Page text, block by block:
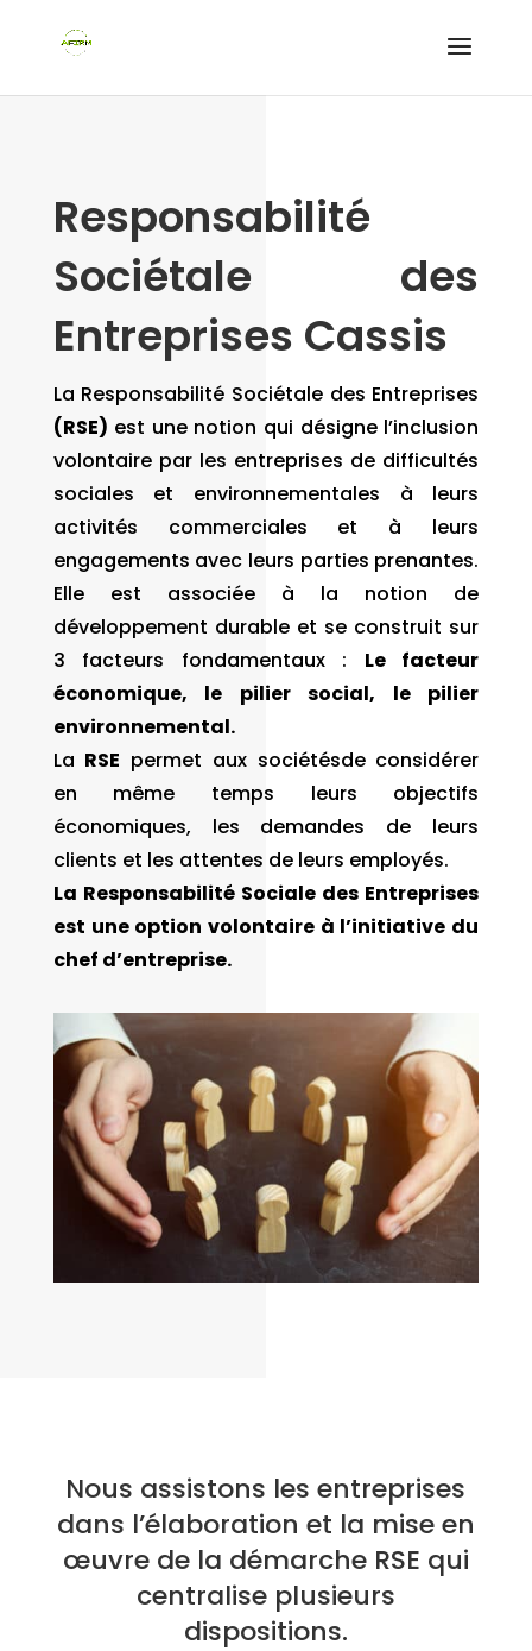
Responsabilité
Sociétale des
Entreprises Cassis
La Responsabilité Sociétale des Entreprises
(RSE) est une notion qui désigne l’inclusion
volontaire par les entreprises de difficultés
sociales et environnementales à leurs
activités commerciales et à leurs
engagements avec leurs parties prenantes.
Elle est associée à la notion de
développement durable et se construit sur
3 facteurs fondamentaux : Le facteur
économique, le pilier social, le pilier
environnemental.
La RSE permet aux sociétésde considérer
en même temps leurs objectifs
économiques, les demandes de leurs
clients et les attentes de leurs employés.
La Responsabilité Sociale des Entreprises
est une option volontaire à l’initiative du
chef d’entreprise.
Nous assistons les entreprises
dans l’élaboration et la mise en
œuvre de la démarche RSE qui
centralise plusieurs
dispositions.